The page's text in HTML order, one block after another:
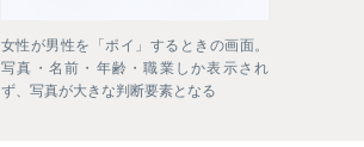
女性が男性を「ポイ」するときの画面。
写真・名前・年齢・職業しか表示され
ず、写真が大きな判断要素となる